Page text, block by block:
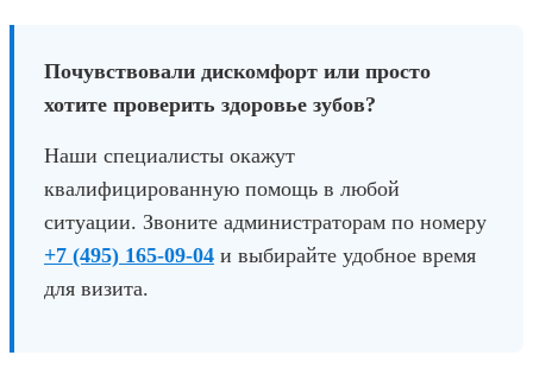
Почувствовали дискомфорт или просто
хотите проверить здоровье зубов?
Наши специалисты окажут
квалифицированную помощь в любой
ситуации. Звоните администраторам по номеру
+7 (495) 165-09-04 и выбирайте удобное время
для визита.